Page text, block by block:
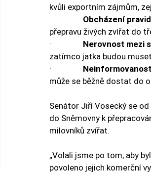
kvůli exportním zájmům,
· Obcházení
přepravu živých zvířat do
· Nerovnost mezi
zatímco jatka budou
·
může se běžně dostat do
Senátor Jiří Vosecký se
do Sněmovny k
milovníků zvířat.
„Volali jsme po tom, aby
povoleno jejich komerční